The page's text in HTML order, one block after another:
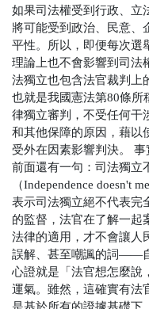
如果司法權受到行政、立
將可能受到政治、民意、
平性。所以，即便每次選
理論上也不會影響到司法
法獨立也包含法官裁判上
也就是我國憲法第80條所
律獨立審判，不受任何干
和其他保障的原因，藉以
受外在因素影響判決。
事
前面還有一句：司法獨立
（Independence doesn't
表示司法獨立絕不代表完
的監督，法官在了解一起
法律的適用，才不會讓人
誤解、甚至嘲諷的詞——
心證就是「法官想怎麼說
運氣。雖然，這確實有法